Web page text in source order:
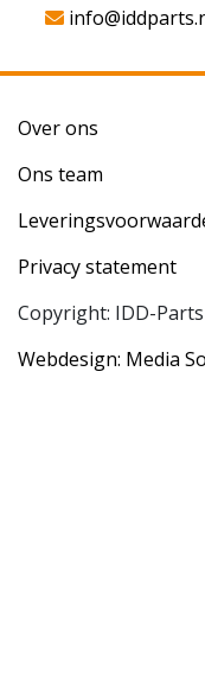
Over ons
Ons team
Privacy statement
Copyright: IDD-
Webdesign: Media